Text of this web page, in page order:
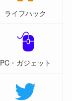
ライフハック
PC・ガジェット